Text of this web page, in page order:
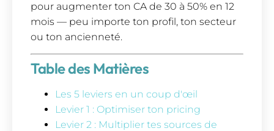
pour augmenter ton CA de 30 à 50% en 12
mois — peu importe ton profil, ton secteur
ou ton ancienneté.
Table des Matières
Les 5 leviers en un coup d'œil
Levier 1 : Optimiser ton pricing
Levier 2 : Multiplier tes sources de